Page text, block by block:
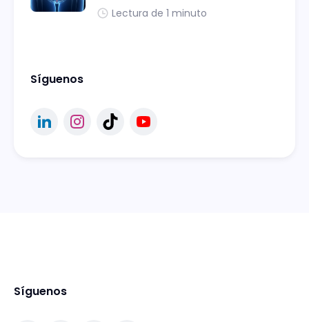
Lectura de 1 minuto
Síguenos
Síguenos